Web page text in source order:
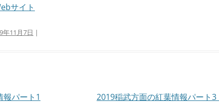
サイト
年11月7日 |
パート1 2019稲武方面の紅葉情報パート3